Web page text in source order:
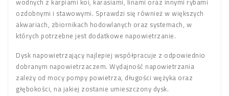
ozdobnymi i stawowymi. Sprawdzi się również w większych
akwariach, zbiornikach hodowlanych oraz systemach, w
których potrzebne jest dodatkowe napowietrzanie.
Dysk napowietrzający najlepiej współpracuje z odpowiednio
dobranym napowietrzaczem. Wydajność napowietrzania
zależy od mocy pompy powietrza, długości wężyka oraz
głębokości, na jakiej zostanie umieszczony dysk.